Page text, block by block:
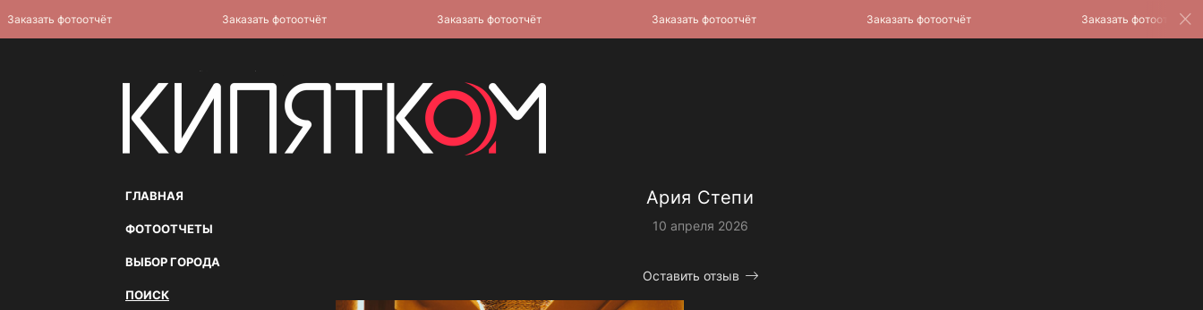
ГЛАВНАЯ
ФОТООТЧЕТЫ
ВЫБОР ГОРОДА
ПОИСК
Ария Степи
10 апреля 2026
Оставить отзыв
фотоотчёт Заказать фотоотчёт Заказать фотоотчёт Заказать фотоотчёт Заказать фотоотчёт Заказать фотоотчёт